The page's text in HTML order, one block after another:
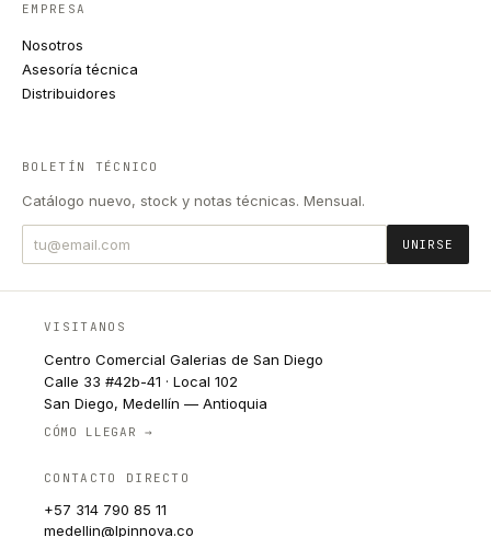
EMPRESA
Nosotros
Asesoría técnica
Distribuidores
BOLETÍN TÉCNICO
Catálogo nuevo, stock y notas técnicas. Mensual.
UNIRSE
VISITANOS
Centro Comercial Galerias de San Diego
Calle 33 #42b-41 · Local 102
San Diego, Medellín — Antioquia
CÓMO LLEGAR →
CONTACTO DIRECTO
+57 314 790 85 11
medellin@lpinnova.co